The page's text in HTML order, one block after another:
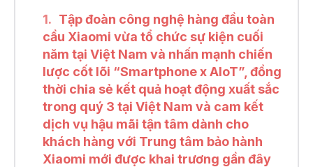
Tập đoàn công nghệ hàng đầu toàn
cầu Xiaomi vừa tổ chức sự kiện cuối
năm tại Việt Nam và nhấn mạnh chiến
lược cốt lõi “Smartphone x AIoT”, đồng
thời chia sẻ kết quả hoạt động xuất sắc
trong quý 3 tại Việt Nam và cam kết
dịch vụ hậu mãi tận tâm dành cho
khách hàng với Trung tâm bảo hành
Xiaomi mới được khai trương gần đây